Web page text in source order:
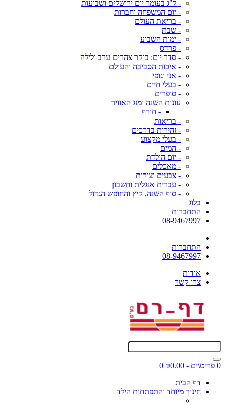
- ל"ג בעומר יום ירושלים ושבועות
- יום המשפחה וחברות
- בריאת העולם
- שבת
- ימות השבוע
- פרדס
- סדר יום: בוקר צהרים ערב ולילה
- איכות הסביבה והעולם
- אני וגופי
- בעלי חיים
- סופרים
עונות השנה ומזג האוויר
- חורף
- בריאות
- זהירות בדרכים
- בעלי מקצוע
- המים
- יום הולדת
- מאכלים
- צבעים וצורות
- עברית אנגלית וחשבון
- סוף השנה, קיץ והחופש הגדול
בלוג
התחברות
08-9467997
התחברות
08-9467997
אודות
צרו קשר
0 פריט\ים - ₪0.00
0
דף הבית
חינוך מיוחד והתפתחות הילד